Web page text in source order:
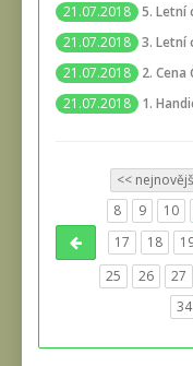
21.07.2018 5. Letní
21.07.2018 3. Letní
21.07.2018
2.
21.07.2018
1.
<<
8
9 10
17
18
25
26 27
34